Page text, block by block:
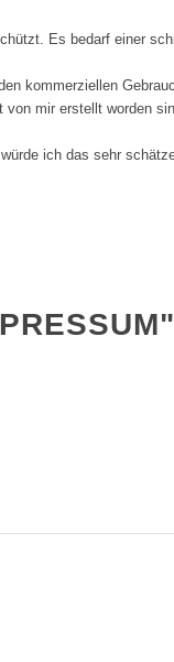
Es bedarf einer
kommerziellen
mir erstellt worden
ich das sehr